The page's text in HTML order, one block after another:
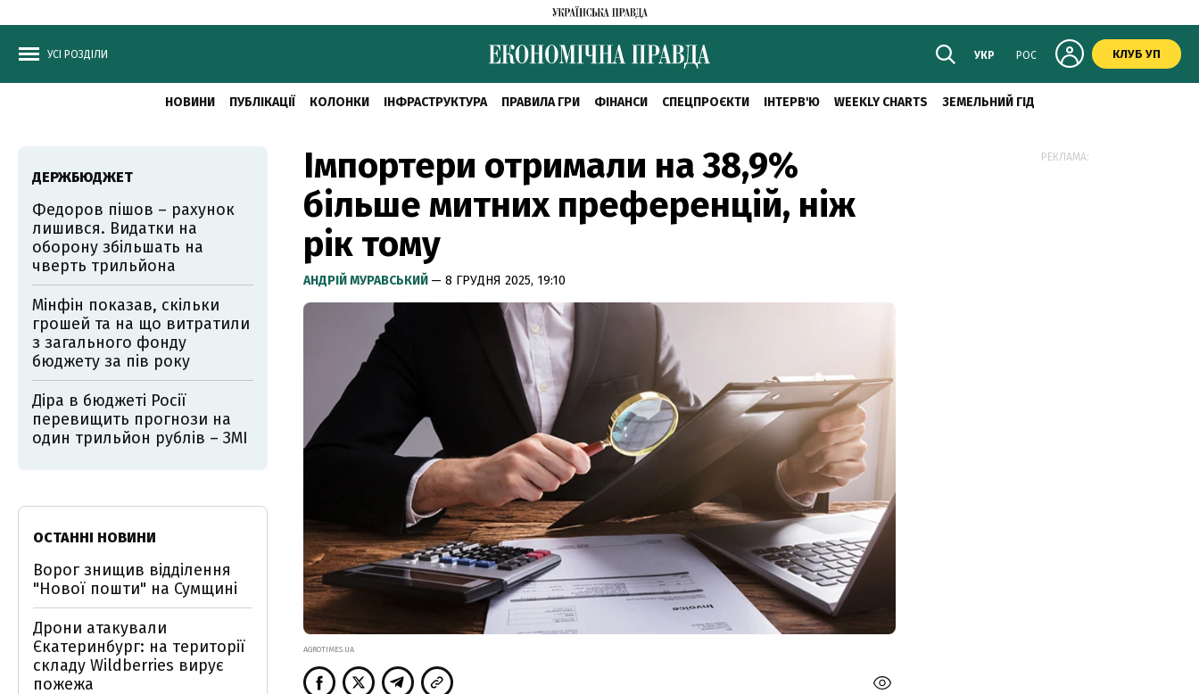
УСІ РОЗДІЛИ УКР РОС КЛУБ УП
НОВИНИ ПУБЛІКАЦІЇ КОЛОНКИ ІНФРАСТРУКТУРА ПРАВИЛА ГРИ ФІНАНСИ СПЕЦПРОЄКТИ ІНТЕРВ'Ю WEEKLY CHARTS ЗЕМЕЛЬНИЙ ГІД
Імпортери отримали на 38,9%
більше митних преференцій, ніж
рік тому
АНДРІЙ МУРАВСЬКИЙ — 8 ГРУДНЯ 2025, 19:10
AGROTIMES.UA
ДЕРЖБЮДЖЕТ
Федоров пішов – рахунок
лишився. Видатки на
оборону збільшать на
чверть трильйона
Мінфін показав, скільки
грошей та на що витратили
з загального фонду
бюджету за пів року
Діра в бюджеті Росії
перевищить прогнози на
один трильйон рублів – ЗМІ
ОСТАННІ НОВИНИ
Ворог знищив відділення
"Нової пошти" на Сумщині
Дрони атакували
Єкатеринбург: на території
складу Wildberries вирує
пожежа
РЕКЛАМА: